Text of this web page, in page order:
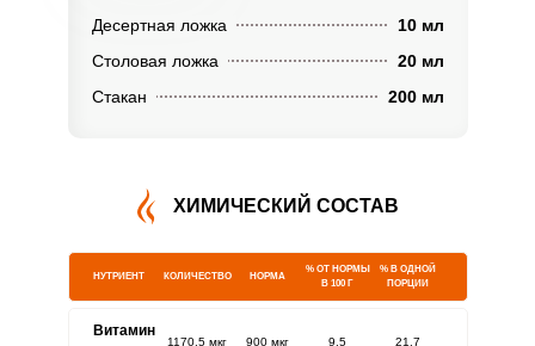
Десертная ложка
10 мл
Столовая ложка
20 мл
Стакан
200 мл
ХИМИЧЕСКИЙ СОСТАВ
НУТРИЕНТ КОЛИЧЕСТВО НОРМА
% ОТ НОРМЫ
В 100 Г
% В ОДНОЙ
ПОРЦИИ
Витамин
1170.5 мкг 900 мкг 9.5 21.7